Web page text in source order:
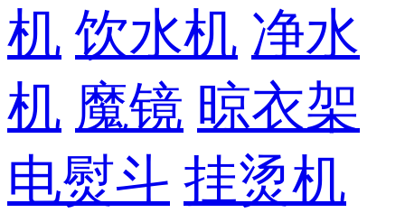
机 饮水机 净水
机 魔镜 晾衣架
电熨斗 挂烫机